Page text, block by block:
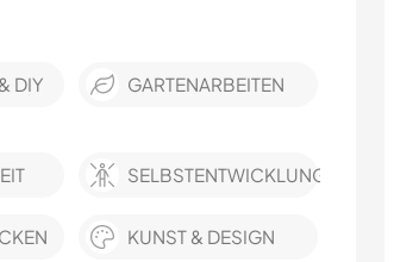
DIY GARTENARBEITEN
SELBSTENTWICKLUNG
KUNST & DESIGN